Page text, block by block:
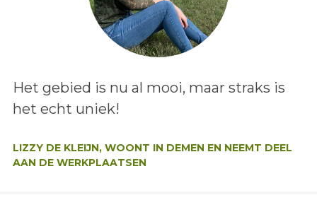
Lees het bericht:
Het gebied is nu al mooi, maar straks is
het echt uniek!
LIZZY DE KLEIJN, WOONT IN DEMEN EN NEEMT DEEL
AAN DE WERKPLAATSEN